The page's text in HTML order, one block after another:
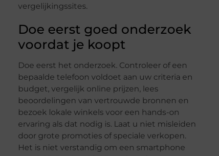
vergelijkingssites.
Doe eerst goed onderzoek
voordat je koopt
Doe eerst het onderzoek. Controleer of een
bepaalde telefoon voldoet aan uw criteria en
budget, vergelijk online prijzen, lees
beoordelingen van vertrouwde bronnen en
bezoek lokale winkels voor een hands-on
ervaring als dat nodig is. Laat u niet misleiden
door grote promoties of speciale verkopen.
Het is niet verstandig om een ​​smartphone